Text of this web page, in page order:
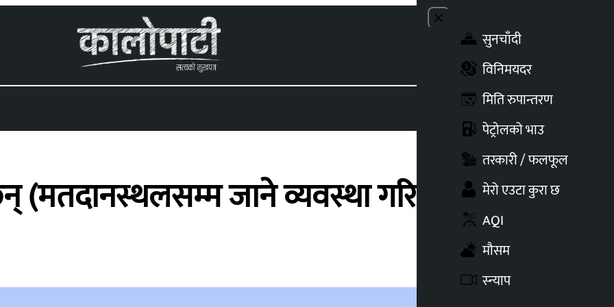
Close menu
सुनचाँदी
विनिमयदर
मिति रुपान्तरण
पेट्रोलको भाउ
तरकारी / फलफूल
मेरो एउटा कुरा छ
AQI
मौसम
स्न्याप
(मतदानस्थलसम्म जाने व्यवस्था गरियोस्)